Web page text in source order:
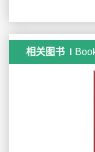
相关图书